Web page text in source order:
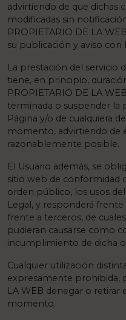
advirtiendo de que dichas
modificadas sin
PROPIETARIO DE LA
su publicación y aviso
La prestación del servicio
tiene, en principio,
PROPIETARIO DE LA
terminada o suspender la
Página y/o de cualquiera
momento, advirtiendo de
razonablemente posible.
El Usuario además, se
sitio web de conformidad
orden público, los usos
Legal, y responderá frente
frente a terceros, de
pudieran causarse como
incumplimiento de dicha
Cualquier utilización
expresamente prohibida,
LA WEB denegar o retirar
momento.